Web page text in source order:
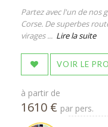
Partez avec l'un de nos
Corse. De superbes
virages ... Lire la suite
VOIR LE
à partir de
1610 € par pers.